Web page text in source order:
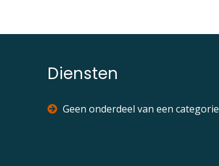
Diensten
Geen onderdeel van een categorie